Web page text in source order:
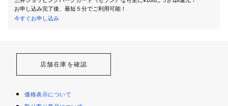
お申し込み完了後、最短５分でご利用可能！
今すぐお申し込み
店舗在庫を確認
価格表示について